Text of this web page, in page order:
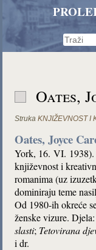
Oates,
Struka KNJIŽEVNOST I
Oates, Joyce
York, 16. VI. 1938).
književnost i
romanima (uz
dominiraju teme
Od 1980-ih okreće
ženske vizure.
slasti; Tetovirana
i dr.